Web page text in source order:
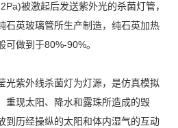
被激起后发送紫外光的杀菌灯管，
石英玻璃管所生产制造，纯石英加热
做到于80%-90%。
紫外线杀菌灯为灯源，是仿真模拟
重现太阳、降水和露珠所造成的毁
到历经操纵的太阳和体内湿气的互动